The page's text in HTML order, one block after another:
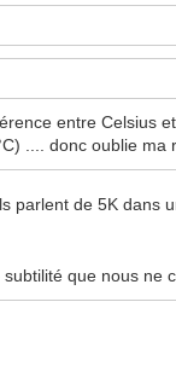
entre
.... donc oublie
parlent de 5K
que nous